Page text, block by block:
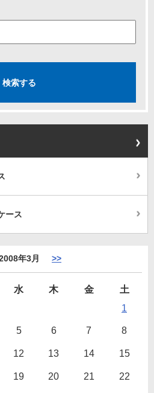
ース
年3月 >>
水 木 金
土
1
5 6 7 8
12 13 14 15
19 20 21 22